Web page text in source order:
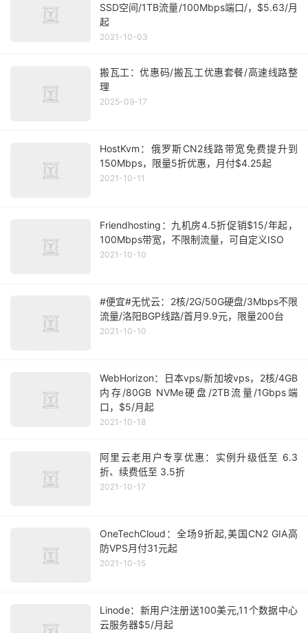
SSD空间/1TB流量/100Mbps端口/，$5.63/月
起
2021-10-03
搬瓦工：优惠码/搬瓦工优惠套餐/高速线路整
理
2025-09-17
HostKvm：俄罗斯CN2线路带宽免费提升到
150Mbps，限量5折优惠，月付$4.25起
2021-10-11
Friendhosting：九机房4.5折促销$15/年起，
100Mbps带宽，不限制流量，可自定义ISO
2021-10-10
#便宜#无忧云：2核/2G/50G硬盘/3Mbps不限
流量/洛阳BGP线路/首月9.9元，限量200台
2021-10-10
WebHorizon：日本vps/新加坡vps，2核/4GB
内存/80GB NVMe硬盘/2TB流量/1Gbps端
口，$5/月起
2021-10-18
阿里云老用户专享优惠：实例升级低至 6.3
折、续费低至 3.5折
2021-10-17
OneTechCloud：全场9折起,美国CN2 GIA高
防VPS月付31元起
2021-10-15
Linode：新用户注册送100美元,11个数据中心
云服务器$5/月起